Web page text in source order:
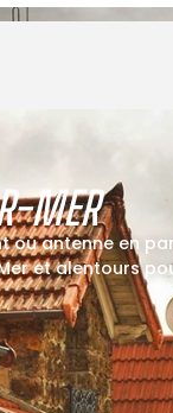
MER
ou antenne en
et alentours